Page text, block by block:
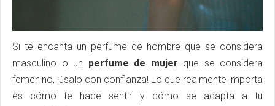
Si te encanta un perfume de hombre que se considera
masculino o un perfume de mujer que se considera
femenino, ¡úsalo con confianza! Lo que realmente importa
es cómo te hace sentir y cómo se adapta a tu